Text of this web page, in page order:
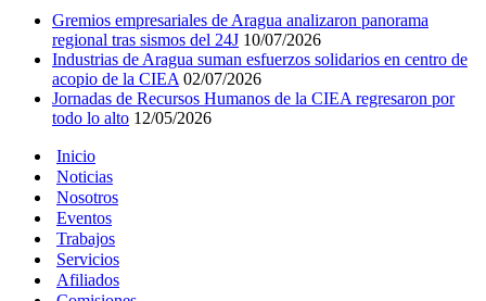
Gremios empresariales de Aragua analizaron panorama
regional tras sismos del 24J 10/07/2026
Industrias de Aragua suman esfuerzos solidarios en centro de
acopio de la CIEA 02/07/2026
Jornadas de Recursos Humanos de la CIEA regresaron por
todo lo alto 12/05/2026
Inicio
Noticias
Nosotros
Eventos
Trabajos
Servicios
Afiliados